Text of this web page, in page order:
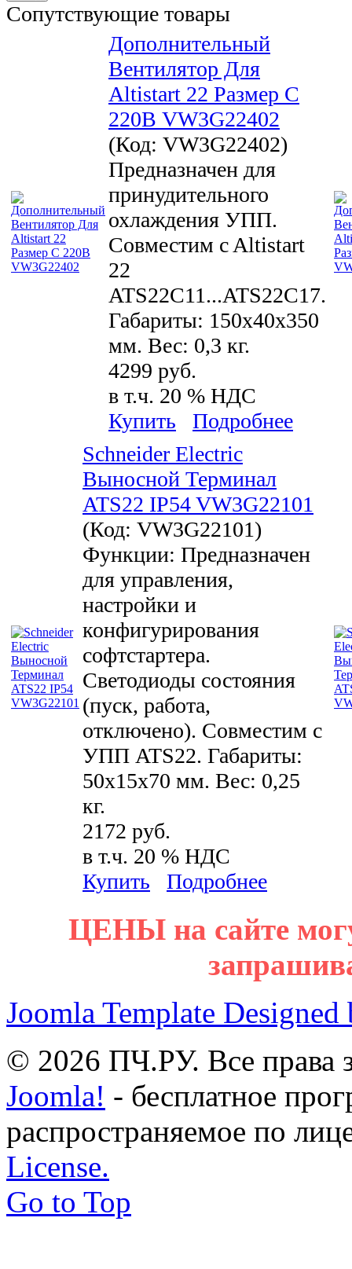
Сопутствующие товары
Дополнительный
Вентилятор Для
Altistart 22 Размер C
220В VW3G22402
(Код: VW3G22402)
Предназначен для
принудительного
охлаждения УПП.
Совместим c Altistart
22
ATS22C11...ATS22C17.
Габариты: 150x40x350
мм. Вес: 0,3 кг.
4299 руб.
в т.ч. 20 % НДС
Купить
Подробнее
Schneider Electric
Выносной Терминал
ATS22 IP54 VW3G22101
(Код: VW3G22101)
Функции: Предназначен
для управления,
настройки и
конфигурирования
софтстартера.
Светодиоды состояния
(пуск, работа,
отключено). Совместим с
УПП ATS22. Габариты:
50x15x70 мм. Вес: 0,25
кг.
2172 руб.
в т.ч. 20 % НДС
Купить
Подробнее
ЦЕНЫ на сайте
Joomla Template Designed
© 2026 ПЧ.РУ. Все права
Joomla! - бесплатное
распространяемое по
License.
Go to Top